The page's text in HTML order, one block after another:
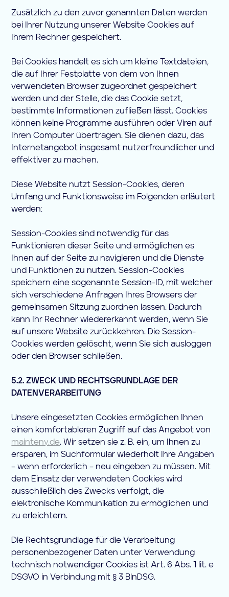
Zusätzlich zu den zuvor genannten Daten werden
bei Ihrer Nutzung unserer Website Cookies auf
Ihrem Rechner gespeichert.
Bei Cookies handelt es sich um kleine Textdateien,
die auf Ihrer Festplatte von dem von Ihnen
verwendeten Browser zugeordnet gespeichert
werden und der Stelle, die das Cookie setzt,
bestimmte Informationen zufließen lässt. Cookies
können keine Programme ausführen oder Viren auf
Ihren Computer übertragen. Sie dienen dazu, das
Internetangebot insgesamt nutzerfreundlicher und
effektiver zu machen.
Diese Website nutzt Session-Cookies, deren
Umfang und Funktionsweise im Folgenden erläutert
werden:
Session-Cookies sind notwendig für das
Funktionieren dieser Seite und ermöglichen es
Ihnen auf der Seite zu navigieren und die Dienste
und Funktionen zu nutzen. Session-Cookies
speichern eine sogenannte Session-ID, mit welcher
sich verschiedene Anfragen Ihres Browsers der
gemeinsamen Sitzung zuordnen lassen. Dadurch
kann Ihr Rechner wiedererkannt werden, wenn Sie
auf unsere Website zurückkehren. Die Session-
Cookies werden gelöscht, wenn Sie sich ausloggen
oder den Browser schließen.
5.2. ZWECK UND RECHTSGRUNDLAGE DER
DATENVERARBEITUNG
Unsere eingesetzten Cookies ermöglichen Ihnen
einen komfortableren Zugriff auf das Angebot von
mainteny.de. Wir setzen sie z. B. ein, um Ihnen zu
ersparen, im Suchformular wiederholt Ihre Angaben
– wenn erforderlich – neu eingeben zu müssen. Mit
dem Einsatz der verwendeten Cookies wird
ausschließlich des Zwecks verfolgt, die
elektronische Kommunikation zu ermöglichen und
zu erleichtern.
Die Rechtsgrundlage für die Verarbeitung
personenbezogener Daten unter Verwendung
technisch notwendiger Cookies ist Art. 6 Abs. 1 lit. e
DSGVO in Verbindung mit § 3 BlnDSG.